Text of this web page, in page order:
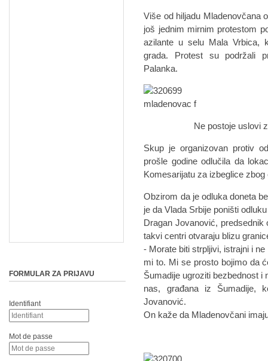
Više od hiljadu Mladenovčana
još jednim mirnim protestom
azilante u selu Mala Vrbica,
grada. Protest su podržali
Palanka.
Ne postoje uslovi za
Skup je organizovan protiv
prošle godine odlučila da
Komesarijatu za izbeglice
Obzirom da je odluka doneta
je da Vlada Srbije poništi
Dragan Jovanović,
takvi centri otvaraju blizu
- Morate biti strpljivi, istrajni i
mi to. Mi se prosto bojimo da
Šumadije ugroziti bezbednost i
nas, građana iz Šumadije,
Jovanović.
On kaže da Mladenovčani
FORMULAR ZA PRIJAVU
Identifiant
Mot de passe